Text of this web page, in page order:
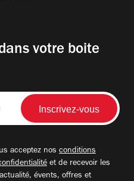
votre boite
acceptez nos conditions
et de recevoir les
évents, offres et